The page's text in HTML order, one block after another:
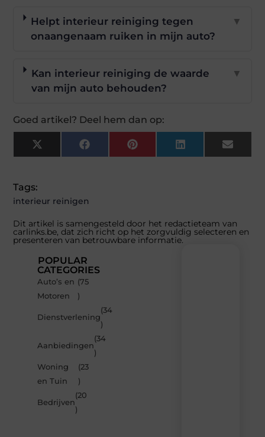
Helpt interieur reiniging tegen
onaangenaam ruiken in mijn auto?
▼
Kan interieur reiniging de waarde
van mijn auto behouden?
▼
Goed artikel? Deel hem dan op:
X
(Twitter)
FacebookPinterestLinkedInEmail
Tags:
interieur reinigen
Dit artikel is samengesteld door het redactieteam van
carlinks.be, dat zich richt op het zorgvuldig selecteren en
presenteren van betrouwbare informatie.
POPULAR
CATEGORIES
Auto’s en
Motoren
(75
)
Dienstverlening
(34
)
Aanbiedingen
(34
)
Woning
en Tuin
(23
)
Bedrijven
(20
)